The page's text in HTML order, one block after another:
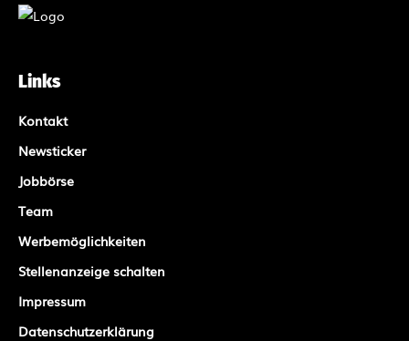
Links
Kontakt
Newsticker
Jobbörse
Team
Werbemöglichkeiten
Stellenanzeige schalten
Impressum
Datenschutzerklärung